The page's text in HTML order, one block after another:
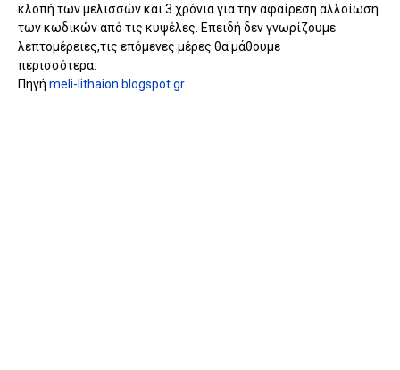
κλοπή των μελισσών και 3 χρόνια για την αφαίρεση αλλοίωση
των κωδικών από τις κυψέλες. Επειδή δεν γνωρίζουμε
λεπτομέρειες,τις επόμενες μέρες θα μάθουμε
περισσότερα.
Πηγή meli-lithaion.blogspot.gr